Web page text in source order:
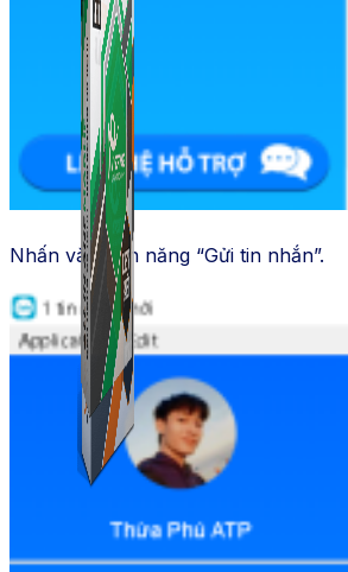
Combo ATP
Combo ATP Mobile
Nhấn vào tính năng “Gửi tin nhắn”.